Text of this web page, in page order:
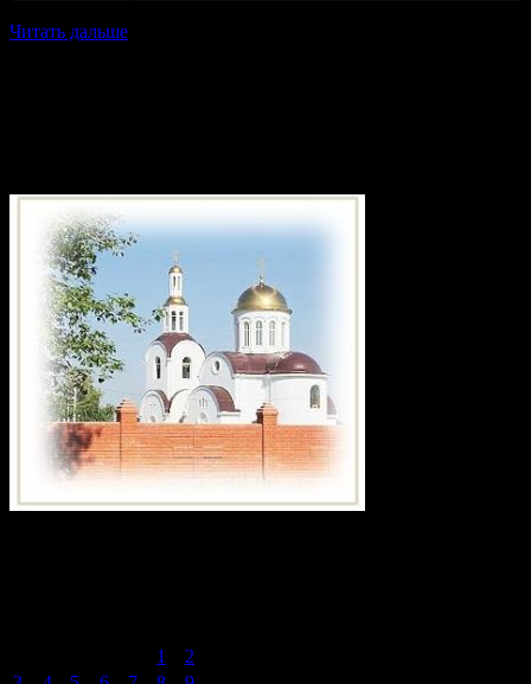
Читать дальше
1
2